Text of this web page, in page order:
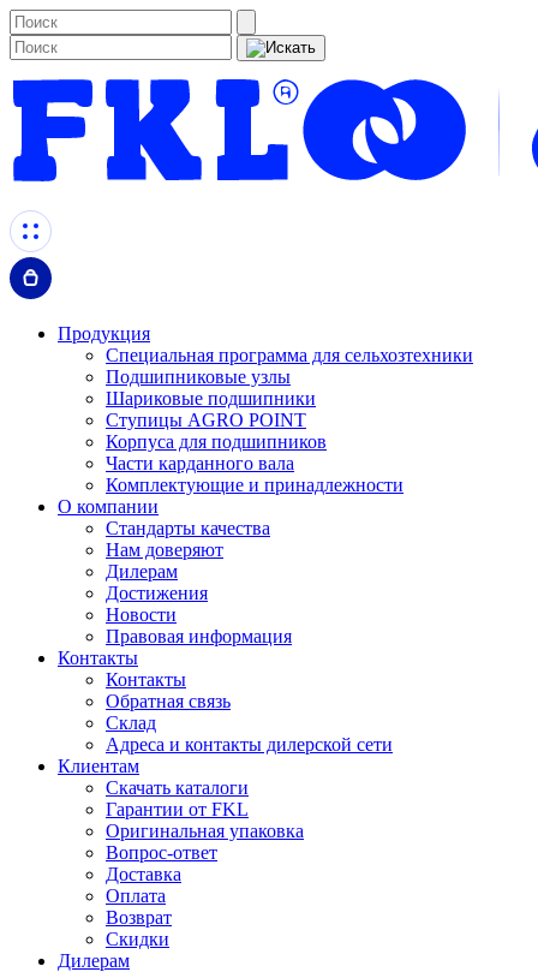
Продукция
Специальная программа для сельхозтехники
Подшипниковые узлы
Шариковые подшипники
Ступицы AGRO POINT
Корпуса для подшипников
Части карданного вала
Комплектующие и принадлежности
О компании
Стандарты качества
Нам доверяют
Дилерам
Достижения
Новости
Правовая информация
Контакты
Контакты
Обратная связь
Склад
Адреса и контакты дилерской сети
Клиентам
Скачать каталоги
Гарантии от FKL
Оригинальная упаковка
Вопрос-ответ
Доставка
Оплата
Возврат
Скидки
Дилерам